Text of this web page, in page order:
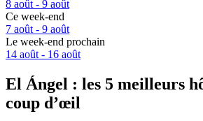
8 août - 9 août
Ce week-end
7 août - 9 août
Le week-end prochain
14 août - 16 août
El Ángel : les 5 meilleurs
coup d’œil